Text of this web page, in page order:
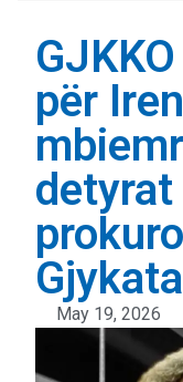
për
detyrat
Gjykata
May 19, 2026